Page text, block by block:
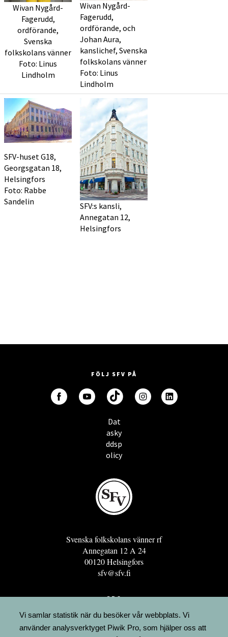
Wivan Nygård-
Fagerudd,
ordförande,
Svenska
folkskolans vänner
Foto: Linus
Lindholm
Wivan Nygård-
Fagerudd,
ordförande, och
Johan Aura,
kanslichef, Svenska
folkskolans vänner
Foto: Linus
Lindholm
SFV-huset G18,
Georgsgatan 18,
Helsingfors
Foto: Rabbe
Sandelin
SFV:s kansli,
Annegatan 12,
Helsingfors
FÖLJ SFV PÅ
Dat
asky
ddsp
olicy
Svenska folkskolans vänner rf
Annegatan 12 A 24
00120 Helsingfors
sfv@sfv.fi
GRO
FÖRENINGSRESURSEN
MINNESRUNOR.FI
Vi samlar statistik när du besöker vår webbplats. Vi
använder analysverktyget Piwik Pro, som hjälper oss att